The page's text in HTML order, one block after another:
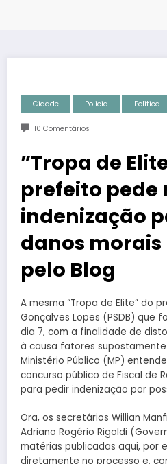
Cidade Polícia Política
10 Comentários
‎”Tropa de
prefeito pede
indenização
danos
pelo Blog
A mesma “Tropa de Elite” do
Gonçalves Lopes (PSDB) que
dia 7, com a finalidade de
à causa fatores
Ministério Público (MP)
concurso público de Fiscal de
para pedir indenização por
Ora, os secretários Willian
Adriano Rogério Rigoldi
matérias publicadas aqui, por
diretamente no processo e,